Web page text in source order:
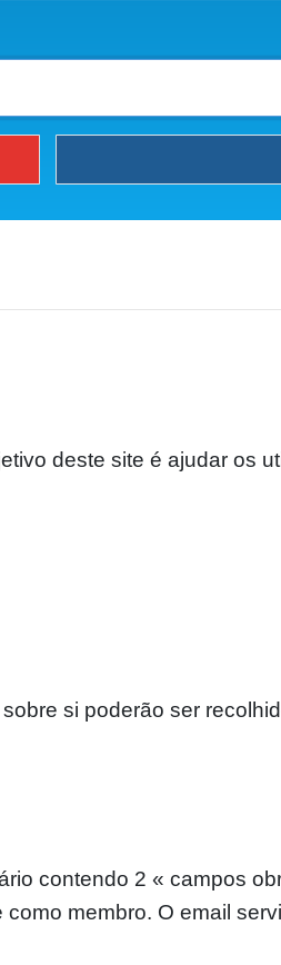
deste site é ajudar os
si poderão ser
contendo 2 « campos
membro. O email